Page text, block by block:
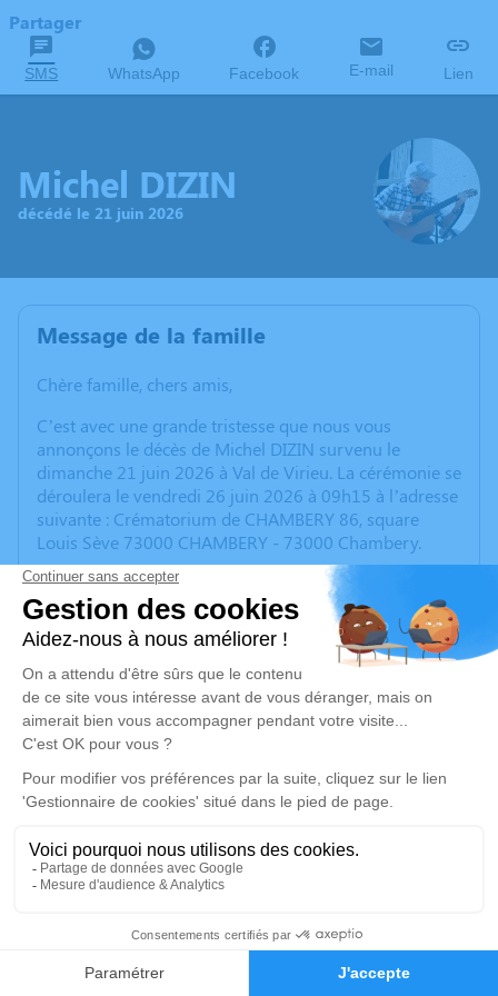
Faire-part Hommages
Partager
SMS WhatsApp Facebook E-mail Lien
Michel DIZIN
décédé le 21 juin 2026
Message de la famille
Chère famille, chers amis,
C’est avec une grande tristesse que nous vous
annonçons le décès de Michel DIZIN survenu le
dimanche 21 juin 2026 à Val de Virieu. La cérémonie se
déroulera le vendredi 26 juin 2026 à 09h15 à l’adresse
suivante : Crématorium de CHAMBERY 86, square
Louis Sève 73000 CHAMBERY - 73000 Chambery.
Nous vous invitons à utiliser cet espace pour laisser
vos condoléances, partager des photos souvenirs, une
anecdote ou exprimer vos pensées à travers des
poèmes ou des textes. Cet endroit est un lieu
d'expression dédié à honorer la mémoire de Michel
DIZIN.
vendredi 26 juin 2026 à 09h15
Crématorium de CHAMBERY 86, square Louis
73000 Chambery